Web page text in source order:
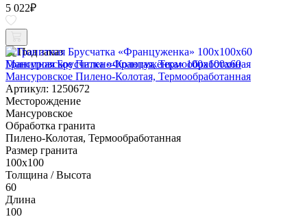
5 022₽
Под заказ
Гранитная Брусчатка «Француженка» 100х100x60
Мансуровское Пилено-Колотая, Термообработанная
Артикул: 1250672
Месторождение
Мансуровское
Обработка гранита
Пилено-Колотая, Термообработанная
Размер гранита
100х100
Толщина / Высота
60
Длина
100